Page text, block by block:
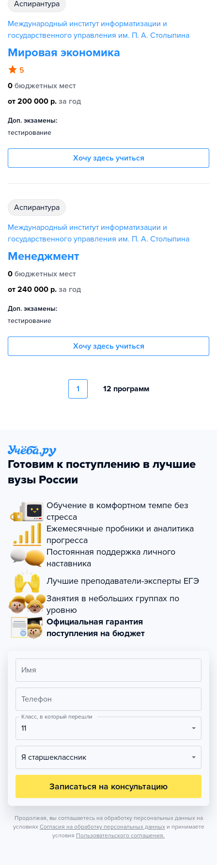
аспирантура
Международный институт информатизации и
государственного управления им. П. А. Столыпина
Мировая экономика
5
0 бюджетных мест
от 200 000 р. за год
Доп. экзамены:
тестирование
Хочу здесь учиться
аспирантура
Международный институт информатизации и
государственного управления им. П. А. Столыпина
Менеджмент
0 бюджетных мест
от 240 000 р. за год
Доп. экзамены:
тестирование
Хочу здесь учиться
1 12 программ
Готовим к поступлению в лучшие
вузы России
Обучение в комфортном темпе без
стресса
Ежемесячные пробники и аналитика
прогресса
Постоянная поддержка личного
наставника
Лучшие преподаватели-эксперты ЕГЭ
Занятия в небольших группах по
уровню
Официальная гарантия
поступления на бюджет
Имя
Телефон
Класс, в который перешли
11
Я старшеклассник
Записаться на консультацию
Продолжая, вы соглашаетесь на обработку персональных данных на
условиях Согласия на обработку персональных данных и принимаете
условия Пользовательского соглашения.